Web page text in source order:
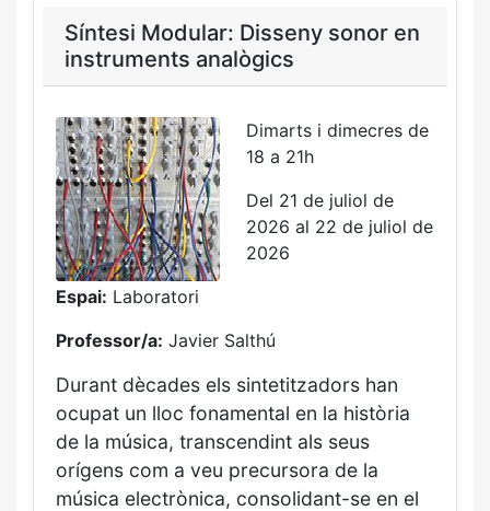
Síntesi Modular: Disseny sonor en
instruments analògics
Dimarts i dimecres de
18 a 21h
Del 21 de juliol de
2026 al 22 de juliol de
2026
Espai: Laboratori
Professor/a: Javier Salthú
Durant dècades els sintetitzadors han
ocupat un lloc fonamental en la història
de la música, transcendint als seus
orígens com a veu precursora de la
música electrònica, consolidant-se en el